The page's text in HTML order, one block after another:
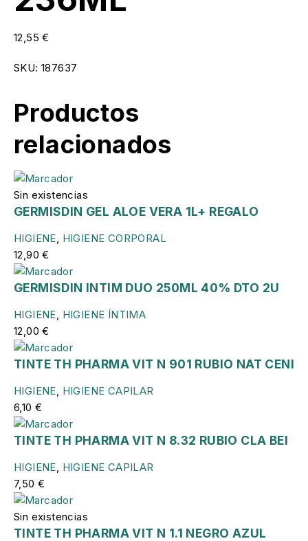
12,55€
SKU: 187637
Productos
relacionados
Sin existencias
GERMISDIN GEL ALOE VERA 1L+ REGALO
HIGIENE, HIGIENE CORPORAL
12,90€
GERMISDIN INTIM DUO 250ML 40% DTO 2U
HIGIENE, HIGIENE ÍNTIMA
12,00€
TINTE TH PHARMA VIT N 901 RUBIO NAT CENI
HIGIENE, HIGIENE CAPILAR
6,10 €
TINTE TH PHARMA VIT N 8.32 RUBIO CLA BEI
HIGIENE, HIGIENE CAPILAR
7,50 €
Sin existencias
TINTE TH PHARMA VIT N 1.1 NEGRO AZUL